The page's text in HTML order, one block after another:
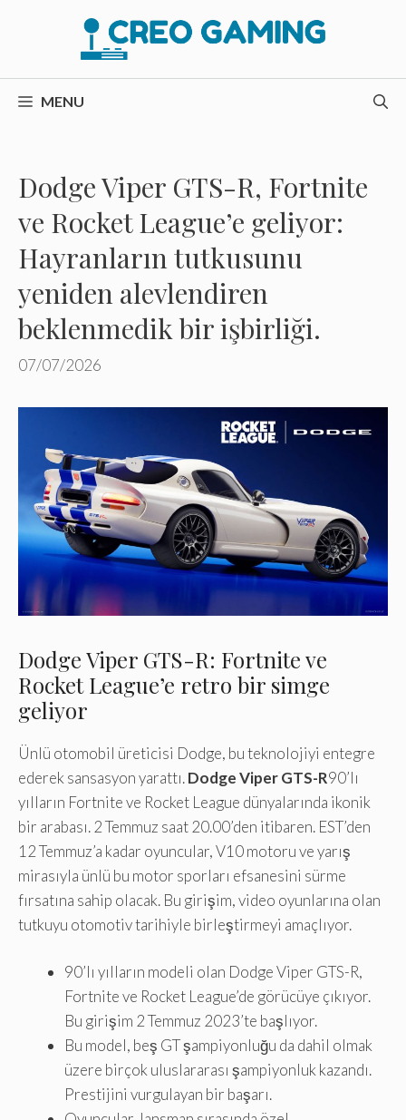
MENU
Dodge Viper GTS-R, Fortnite
ve Rocket League’e geliyor:
Hayranların tutkusunu
yeniden alevlendiren
beklenmedik bir işbirliği.
07/07/2026
Dodge Viper GTS-R: Fortnite ve
Rocket League’e retro bir simge
geliyor
Ünlü otomobil üreticisi Dodge, bu teknolojiyi entegre
ederek sansasyon yarattı.Dodge Viper GTS-R90’lı
yılların Fortnite ve Rocket League dünyalarında ikonik
bir arabası. 2 Temmuz saat 20.00’den itibaren. EST’den
12 Temmuz’a kadar oyuncular, V10 motoru ve yarış
mirasıyla ünlü bu motor sporları efsanesini sürme
fırsatına sahip olacak. Bu girişim, video oyunlarına olan
tutkuyu otomotiv tarihiyle birleştirmeyi amaçlıyor.
90’lı yılların modeli olan Dodge Viper GTS-R,
Fortnite ve Rocket League’de görücüye çıkıyor.
Bu girişim 2 Temmuz 2023’te başlıyor.
Bu model, beş GT şampiyonluğu da dahil olmak
üzere birçok uluslararası şampiyonluk kazandı.
Prestijini vurgulayan bir başarı.